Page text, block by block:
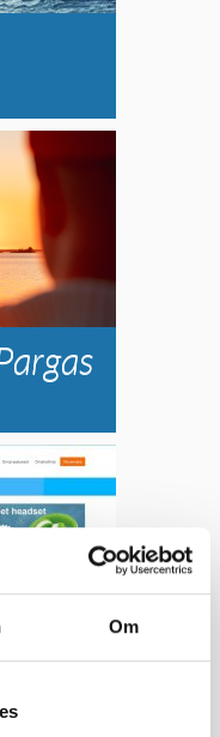
Om
mer »
mer »